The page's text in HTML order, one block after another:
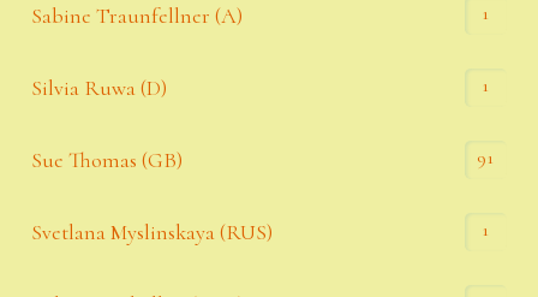
Sabine Traunfellner (A) 1
Silvia Ruwa (D) 1
Sue Thomas (GB) 91
Svetlana Myslinskaya (RUS) 1